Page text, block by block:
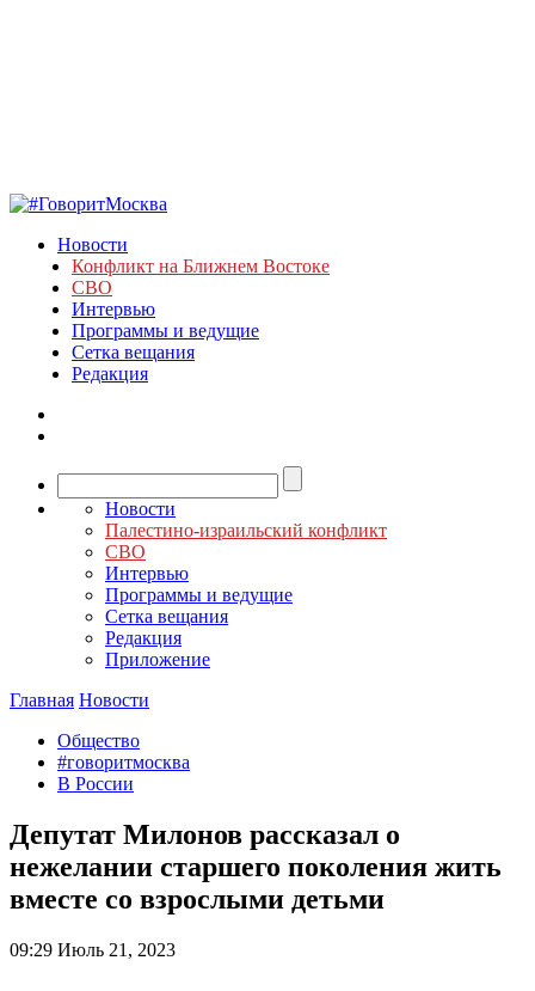
Новости
Конфликт на Ближнем Востоке
СВО
Интервью
Программы и ведущие
Сетка вещания
Редакция
Новости
Палестино-израильский конфликт
СВО
Интервью
Программы и ведущие
Сетка вещания
Редакция
Приложение
Главная Новости
Общество
#говоритмосква
В России
Депутат Милонов рассказал о
нежелании старшего поколения жить
вместе со взрослыми детьми
09:29 Июль 21, 2023